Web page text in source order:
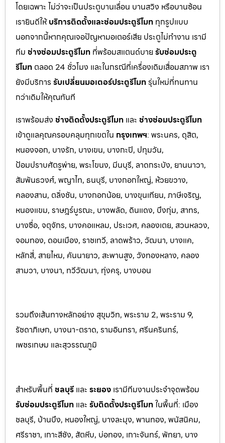
โดยเฉพาะ ไม่ว่าจะเป็นประตูบานเลื่อน บานสวิง หรือบานซ้อน
เรายินดีให้บริการติดตั้งและซ่อมประตูรีโมท ทุกรูปแบบ
นอกจากนี้หากคุณเจอปัญหามอเตอร์เสีย ประตูไม่ทำงาน เรามี
ทีม ช่างซ่อมประตูรีโมท ที่พร้อมสแตนด์บาย รับซ่อมประตู
รีโมท ตลอด 24 ชั่วโมง และในกรณีที่เครื่องเดิมเสื่อมสภาพ เรา
ยังมีบริการ รับเปลี่ยนมอเตอร์ประตูรีโมทรุ่นใหม่ที่ทนทาน
กว่าเดิมให้คุณทันที
เราพร้อมส่ง ช่างติดตั้งประตูรีโมท และ ช่างซ่อมประตูรีโมท
เข้าดูแลคุณครอบคลุมทุกเขตใน กรุงเทพฯ: พระนคร, ดุสิต,
หนองจอก, บางรัก, บางเขน, บางกะปิ, ปทุมวัน,
ป้อมปราบศัตรูพ่าย, พระโขนง, มีนบุรี, ลาดกระบัง, ยานนาวา,
สัมพันธวงศ์, พญาไท, ธนบุรี, บางกอกใหญ่, ห้วยขวาง,
คลองสาน, ตลิ่งชัน, บางกอกน้อย, บางขุนเทียน, ภาษีเจริญ,
หนองแขม, ราษฎร์บูรณะ, บางพลัด, ดินแดง, บึงกุ่ม, สาทร,
บางซื่อ, จตุจักร, บางคอแหลม, ประเวศ, คลองเตย, สวนหลวง,
จอมทอง, ดอนเมือง, ราชเทวี, ลาดพร้าว, วัฒนา, บางแค,
หลักสี่, สายไหม, คันนายาว, สะพานสูง, วังทองหลาง, คลอง
สามวา, บางนา, ทวีวัฒนา, ทุ่งครุ, บางบอน
รวมถึงเส้นทางหลักอย่าง สุขุมวิท, พระราม 2, พระราม 9,
รัชดาภิเษก, บางนา-ตราด, รามอินทรา, ศรีนครินทร์,
เพชรเกษม และสุวรรณภูมิ
สำหรับพื้นที่ ชลบุรี และ ระยอง เรามีทีมงานประจำจุดพร้อม
รับซ่อมประตูรีโมท และ รับติดตั้งประตูรีโมทในพื้นที่: เมือง
ชลบุรี, บ้านบึง, หนองใหญ่, บางละมุง, พานทอง, พนัสนิคม,
ศรีราชา, เกาะสีชัง, สัตหีบ, บ่อทอง, เกาะจันทร์, พัทยา, บาง